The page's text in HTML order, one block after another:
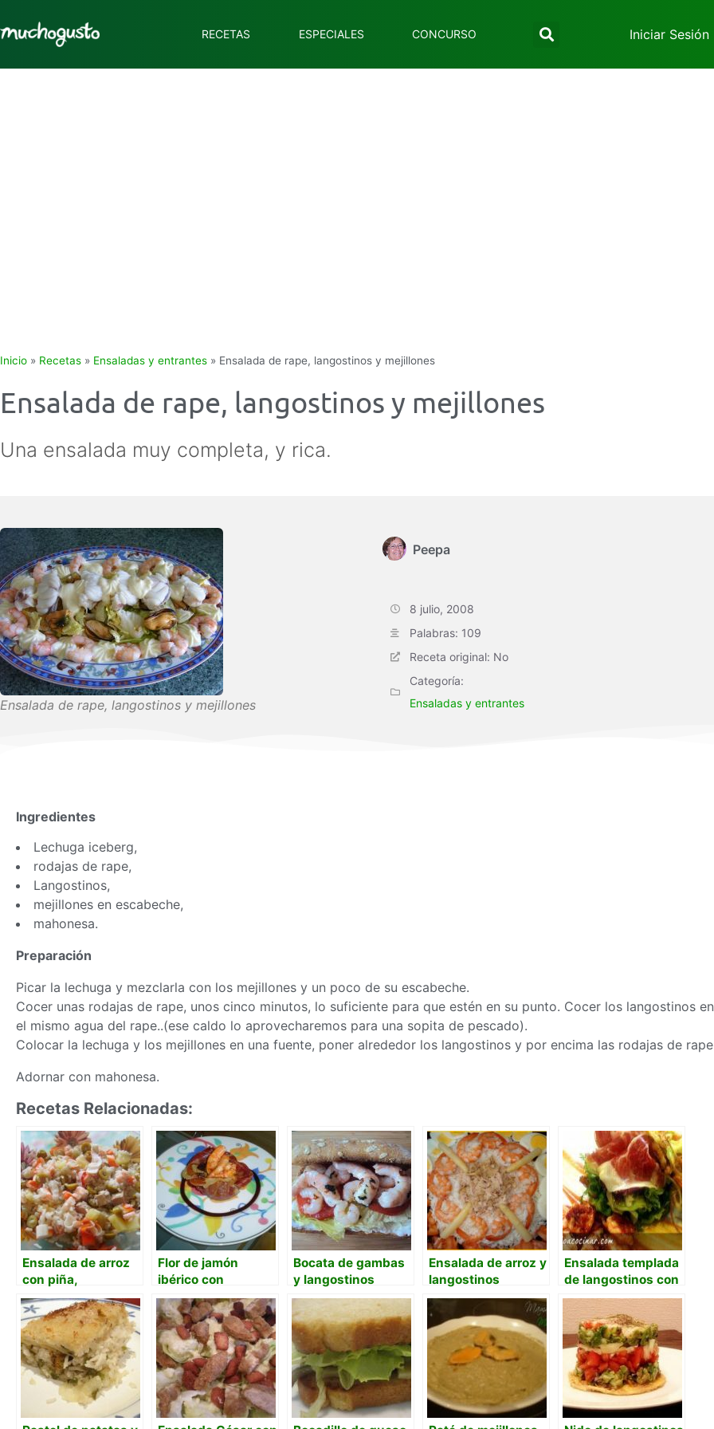
RECETAS ESPECIALES CONCURSO Iniciar Sesión
Inicio » Recetas » Ensaladas y entrantes » Ensalada de rape, langostinos y mejillones
Ensalada de rape, langostinos y mejillones
Una ensalada muy completa, y rica.
Ensalada de rape, langostinos y mejillones
Peepa
8 julio, 2008
Palabras: 109
Receta original: No
Categoría:
Ensaladas y entrantes
Ingredientes
Lechuga iceberg,
rodajas de rape,
Langostinos,
mejillones en escabeche,
mahonesa.
Preparación
Picar la lechuga y mezclarla con los mejillones y un poco de su escabeche.
Cocer unas rodajas de rape, unos cinco minutos, lo suficiente para que estén en su punto. Cocer los langostinos en
el mismo agua del rape..(ese caldo lo aprovecharemos para una sopita de pescado).
Colocar la lechuga y los mejillones en una fuente, poner alrededor los langostinos y por encima las rodajas de
Adornar con mahonesa.
Recetas Relacionadas:
Ensalada de arroz
con piña,
langostinos y
mahonesa
Flor de jamón
ibérico con
ensalada de setas
y langostinos
Bocata de gambas
y langostinos
marinados con
mayonesa de
wasabi
Ensalada de arroz y
langostinos
Ensalada templada
de langostinos con
jamón ibérico,
verduras en
tempura y salsa
romesco